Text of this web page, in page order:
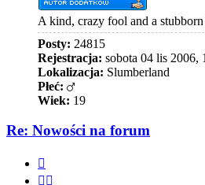
A kind, crazy fool and a
Posty: 24815
Rejestracja: sobota 04 lis 2006,
Lokalizacja: Slumberland
Płeć:
Wiek: 19
Re: Nowości na forum